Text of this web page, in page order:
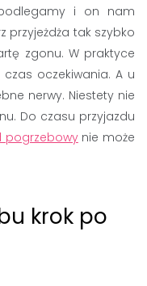
i on nam
przyjeżdża tak szybko
zgonu. W praktyce
czas oczekiwania. A u
nerwy. Niestety nie
Do czasu przyjazdu
pogrzebowynie może
krok po